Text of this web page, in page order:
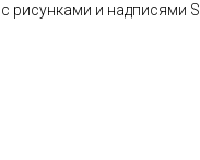
рисунками и надписями